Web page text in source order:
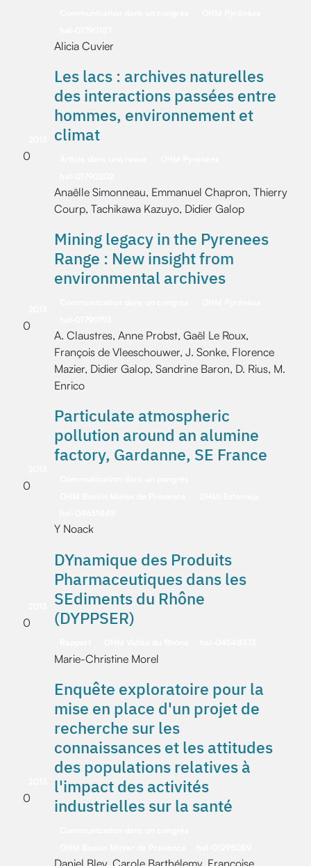
Alicia Cuvier
0
Les lacs : archives naturelles
des interactions passées entre
hommes, environnement et
climat
Anaëlle Simonneau, Emmanuel Chapron, Thierry
Courp, Tachikawa Kazuyo, Didier Galop
0
Mining legacy in the Pyrenees
Range : New insight from
environmental archives
A. Claustres, Anne Probst, Gaël Le Roux,
François de Vleeschouwer, J. Sonke, Florence
Mazier, Didier Galop, Sandrine Baron, D. Rius, M.
Enrico
0
Particulate atmospheric
pollution around an alumine
factory, Gardanne, SE France
Y Noack
0
DYnamique des Produits
Pharmaceutiques dans les
SEdiments du Rhône
(DYPPSER)
Marie-Christine Morel
0
Enquête exploratoire pour la
mise en place d'un projet de
recherche sur les
connaissances et les attitudes
des populations relatives à
l'impact des activités
industrielles sur la santé
Daniel Bley, Carole Barthélemy, Françoise